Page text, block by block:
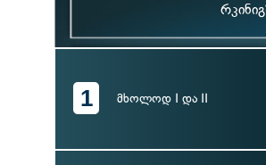
1 მხოლოდ I და II